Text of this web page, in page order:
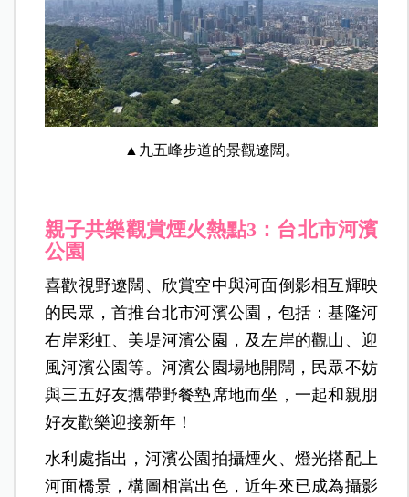
▲九五峰步道的景觀遼闊。
親子共樂觀賞煙火熱點3：台北市河濱
公園
喜歡視野遼闊、欣賞空中與河面倒影相互輝映
的民眾，首推台北市河濱公園，包括：基隆河
右岸彩虹、美堤河濱公園，及左岸的觀山、迎
風河濱公園等。河濱公園場地開闊，民眾不妨
與三五好友攜帶野餐墊席地而坐，一起和親朋
好友歡樂迎接新年！
水利處指出，河濱公園拍攝煙火、燈光搭配上
河面橋景，構圖相當出色，近年來已成為攝影